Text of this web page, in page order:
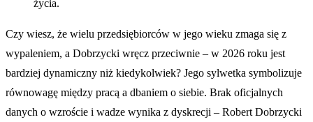
życia.
Czy wiesz, że wielu przedsiębiorców w jego wieku zmaga się z
wypaleniem, a Dobrzycki wręcz przeciwnie – w 2026 roku jest
bardziej dynamiczny niż kiedykolwiek? Jego sylwetka symbolizuje
równowagę między pracą a dbaniem o siebie. Brak oficjalnych
danych o wzroście i wadze wynika z dyskrecji – Robert Dobrzycki